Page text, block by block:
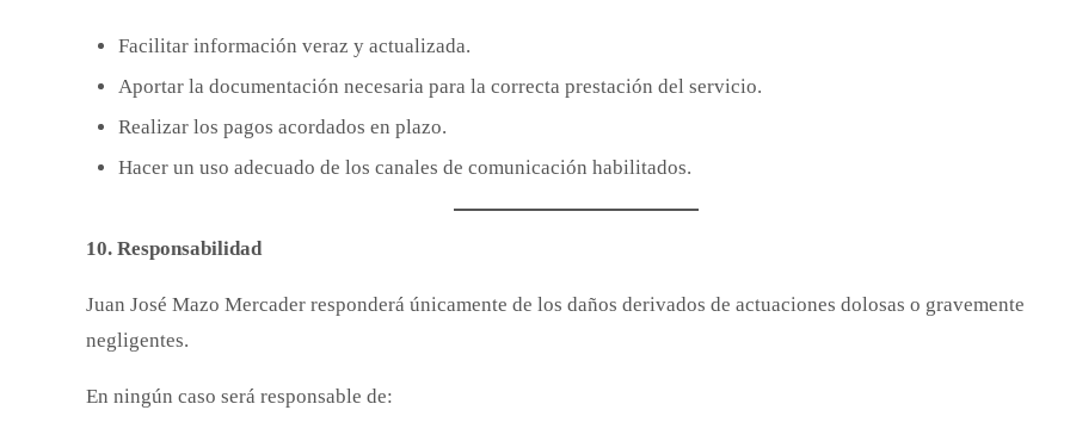
Facilitar información veraz y actualizada.
Aportar la documentación necesaria para la correcta prestación del servicio.
Realizar los pagos acordados en plazo.
Hacer un uso adecuado de los canales de comunicación habilitados.
10. Responsabilidad
Juan José Mazo Mercader responderá únicamente de los daños derivados de actuaciones dolosas o gravemente
negligentes.
En ningún caso será responsable de: